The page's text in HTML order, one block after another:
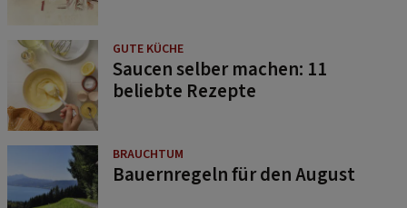
GUTE KÜCHE
Saucen selber machen: 11
beliebte Rezepte
BRAUCHTUM
Bauernregeln für den August